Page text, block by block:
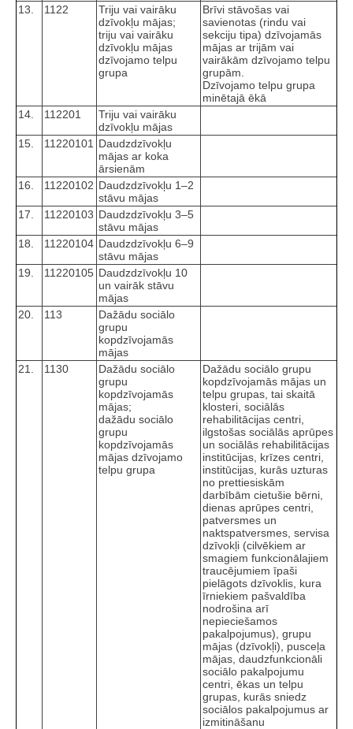
13.
1122
Triju vai vairāku
dzīvokļu mājas;
triju vai vairāku
dzīvokļu mājas
dzīvojamo telpu
grupa
Brīvi stāvošas vai
savienotas (rindu vai
sekciju tipa) dzīvojamās
mājas ar trijām vai
vairākām dzīvojamo telpu
grupām.
Dzīvojamo telpu grupa
minētajā ēkā
14.
112201
Triju vai vairāku
dzīvokļu mājas
15.
11220101
Daudzdzīvokļu
mājas ar koka
ārsienām
16.
11220102 Daudzdzīvokļu 1–2
stāvu mājas
17.
11220103 Daudzdzīvokļu 3–5
stāvu mājas
18.
11220104 Daudzdzīvokļu 6–9
stāvu mājas
19.
11220105 Daudzdzīvokļu 10
un vairāk stāvu
mājas
20.
113
Dažādu sociālo
grupu
kopdzīvojamās
mājas
21.
1130
Dažādu sociālo
grupu
kopdzīvojamās
mājas;
dažādu sociālo
grupu
kopdzīvojamās
mājas dzīvojamo
telpu grupa
Dažādu sociālo grupu
kopdzīvojamās mājas un
telpu grupas, tai skaitā
klosteri, sociālās
rehabilitācijas centri,
ilgstošas sociālās aprūpes
un sociālās rehabilitācijas
institūcijas, krīzes centri,
institūcijas, kurās uzturas
no prettiesiskām
darbībām cietušie bērni,
dienas aprūpes centri,
patversmes un
naktspatversmes, servisa
dzīvokļi (cilvēkiem ar
smagiem funkcionālajiem
traucējumiem īpaši
pielāgots dzīvoklis, kura
īrniekiem pašvaldība
nodrošina arī
nepieciešamos
pakalpojumus), grupu
mājas (dzīvokļi), pusceļa
mājas, daudzfunkcionāli
sociālo pakalpojumu
centri, ēkas un telpu
grupas, kurās sniedz
sociālos pakalpojumus ar
izmitināšanu